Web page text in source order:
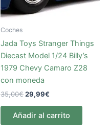
Coches
Jada Toys Stranger Things
Diecast Model 1/24 Billy’s
1979 Chevy Camaro Z28
con moneda
35,00€29,99€
Añadir al carrito